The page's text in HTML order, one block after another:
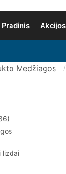
Pradinis Akcijos
Medžiagos /
lizdai